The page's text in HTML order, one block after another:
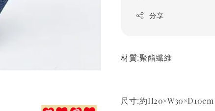
分享
材質:聚酯纖維
尺寸:約H20×W30×D10cm